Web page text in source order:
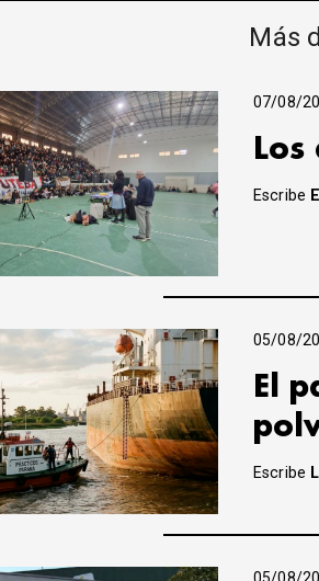
Más
07/08/
Escribe
05/08/
El
Escribe
05/08/